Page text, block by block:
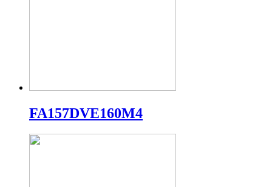
FA157DVE160M4